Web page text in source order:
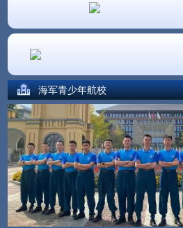
海军青少年航校